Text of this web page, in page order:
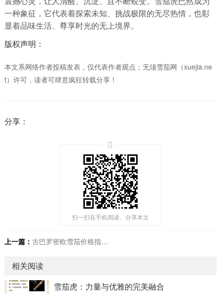
一种象征，它代表着探索未知、挑战极限的无尽热情，也彰
显着品味生活、尊享时光的无上境界。
版权声明：
本文系网络作者投稿发表，仅代表作者观点；无须雪茄网（xuejia.ne
t）许可，读者可肆意疯狂转载分享！
分享：
扫一扫在手机阅读、分享本文
上一篇： 古巴罗密欧雪茄价格指南：如何聪明购买
相关阅读
雪茄虎：力量与优雅的完美融合